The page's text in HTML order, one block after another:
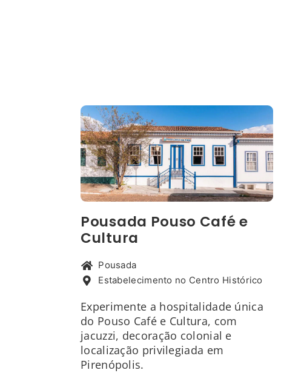
Pousada Pouso Café e
Cultura
Pousada
Estabelecimento no Centro Histórico
Experimente a hospitalidade única
do Pouso Café e Cultura, com
jacuzzi, decoração colonial e
localização privilegiada em
Pirenópolis.